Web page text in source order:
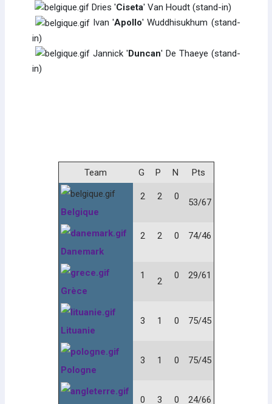
Dries 'Ciseta' Van Houdt (stand-in)
Ivan 'Apollo' Wuddhisukhum (stand-
in)
Jannick 'Duncan' De Thaeye (stand-
in)
Team G P N Pts
Belgique
2 2 0
53/67
Danemark
2 2 0 74/46
Grèce
1
2
0 29/61
Lituanie
3 1 0 75/45
Pologne
3 1 0 75/45
0 3 0 24/66